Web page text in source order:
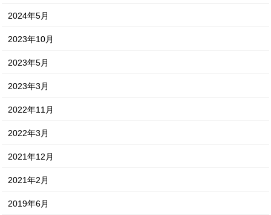
2024年5月
2023年10月
2023年5月
2023年3月
2022年11月
2022年3月
2021年12月
2021年2月
2019年6月